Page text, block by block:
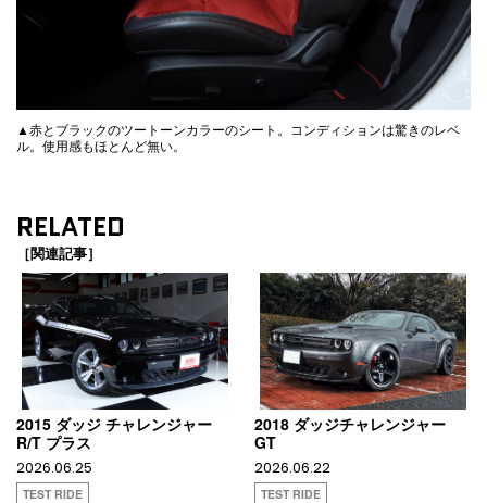
▲赤とブラックのツートーンカラーのシート。コンディションは驚きのレベ
ル。使用感もほとんど無い。
RELATED
［関連記事］
2015 ダッジ チャレンジャー
R/T プラス
2026.06.25
TEST RIDE
2018 ダッジチャレンジャー
GT
2026.06.22
TEST RIDE